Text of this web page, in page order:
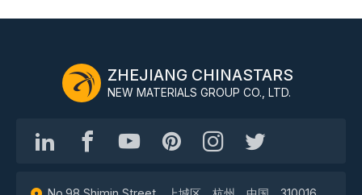
ZHEJIANG CHINASTARS
NEW MATERIALS GROUP CO., LTD.